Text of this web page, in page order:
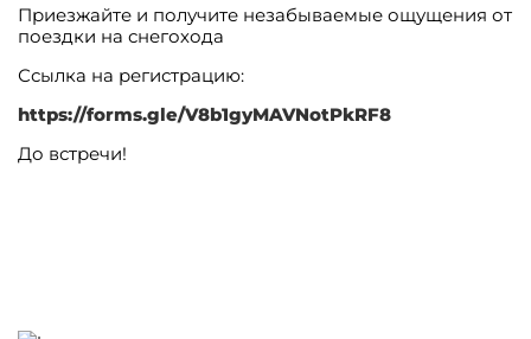
Приезжайте и получите незабываемые ощущения от
поездки на снегохода
Ссылка на регистрацию:
https://forms.gle/V8b1gyMAVNotPkRF8
До встречи!